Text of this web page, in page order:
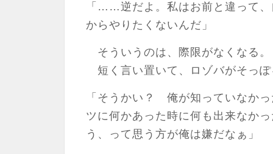
「……逆だよ。私はお前と違って
からやりたくないんだ」
そういうのは、際限がなくなる。
短く言い置いて、ロゾバがそっ
「そうかい？ 俺が知っていなか
ツに何かあった時に何も出来なか
う、って思う方が俺は嫌だなぁ」